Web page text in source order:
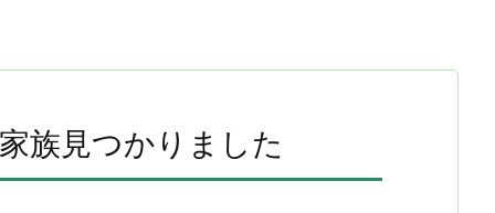
族見つかりました